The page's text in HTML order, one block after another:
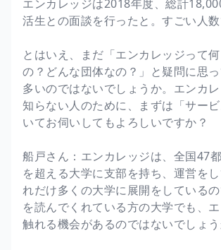
エンカレッジは2018年度、総計
活生との面談を行ったと。すごい人数
とはいえ、まだ「エンカレッジって
の？どんな団体なの？」と疑問に思
多いのではないでしょうか。エンカ
知らない人のために、まずは「サー
いてお伺いしてもよろしいですか？
船戸さん：エンカレッジは、全国47
を超える大学に支部を持ち、運営を
れだけ多くの大学に展開をしている
を読んでくれている方の大学でも、
触れる機会があるのではないでしょう